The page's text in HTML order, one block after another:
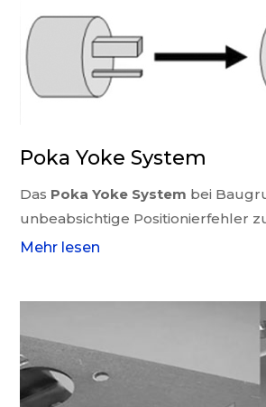
Poka Yoke System
Das Poka Yoke System bei
unbeabsichtige Positionierfehler
Mehr lesen